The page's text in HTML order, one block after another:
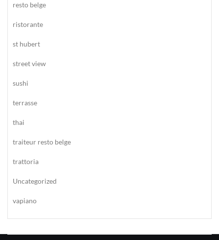
resto belge
ristorante
st hubert
street view
sushi
terrasse
thai
traiteur resto belge
trattoria
Uncategorized
vapiano